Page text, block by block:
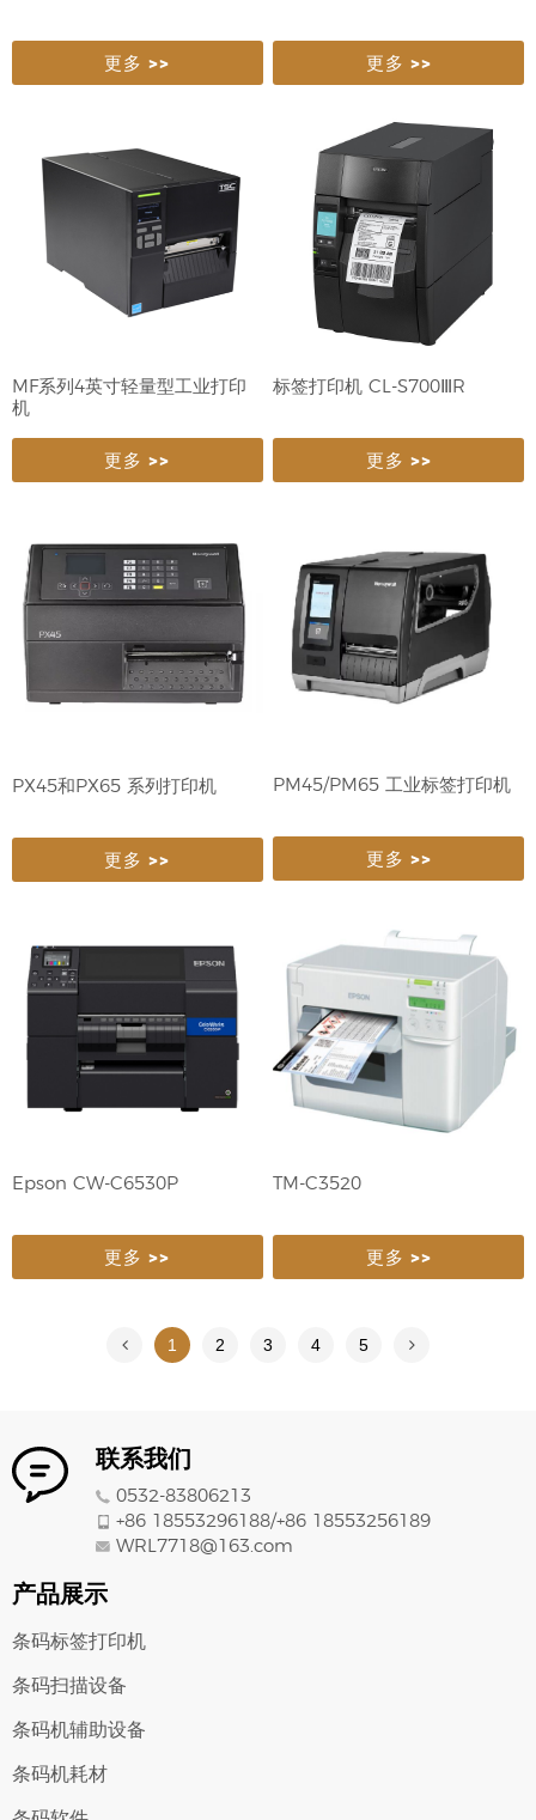
更多 >> 更多 >>
MF系列4英寸轻量型工业打印
机
更多 >>
标签打印机 CL-S700ⅢR
更多 >>
PX45和PX65 系列打印机
更多 >>
PM45/PM65 工业标签打印机
更多 >>
Epson CW-C6530P
更多 >>
TM-C3520
更多 >>
1 2 3 4 5
联系我们
0532-83806213
+86 18553296188/+86
18553256189
WRL7718@163.com
产品展示
条码标签打印机
条码扫描设备
条码机辅助设备
条码机耗材